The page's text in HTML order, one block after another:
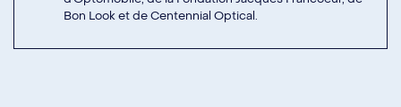
Bon Look et de Centennial Optical.